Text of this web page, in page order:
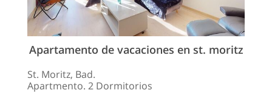
Apartamento de vacaciones en st. moritz
St. Moritz, Bad.
Apartmento. 2 Dormitorios